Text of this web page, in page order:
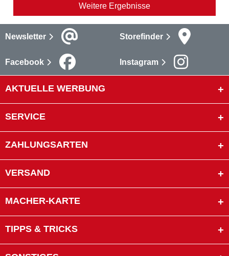
Weitere Ergebnisse
Newsletter Storefinder
Facebook Instagram
AKTUELLE WERBUNG
SERVICE
ZAHLUNGSARTEN
VERSAND
MACHER-KARTE
TIPPS & TRICKS